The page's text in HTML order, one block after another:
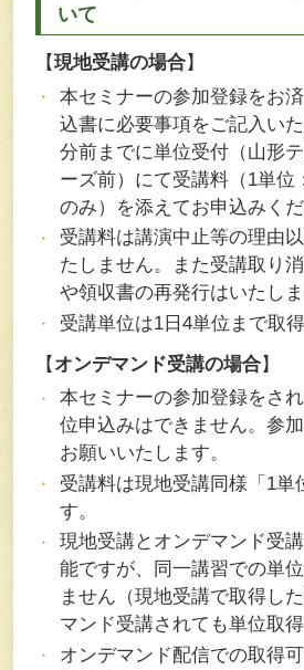
いて
【現地受講の場合】
本セミナーの参加登録をお
込書に必要事項をご記入い
分前までに単位受付（山
ーズ前）にて受講料（1単
のみ）を添えてお申込みくだ
受講料は講演中止等の理由
たしません。また受講取り
や領収書の再発行はいたしま
受講単位は1日4単位まで取得
【 オンデマンド受講の場合】
本セミナーの参加登録をさ
位申込みはできません。参
お願いいたします。
受講料は現地受講同様「1単
す。
現地受講とオンデマンド受
能ですが、同一講習での単
ません（現地受講で取得し
マンド受講されても単位取
オンデマンド配信での取得